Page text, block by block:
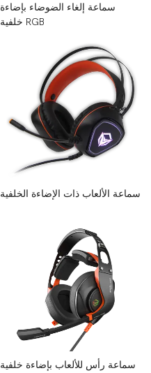
سماعة إلغاء الضوضاء بإضاءة
خلفية RGB
سماعة الألعاب ذات الإضاءة الخلفية
سماعة رأس للألعاب بإضاءة خلفية